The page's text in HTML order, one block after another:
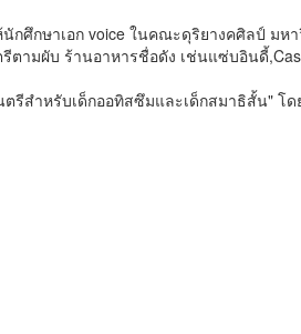
กศึกษาเอก voice ในคณะดุริยางคศิลป์ มห
รีตามผับ ร้านอาหารชื่อดัง เช่นแซ่บอินดี้
รีสำหรับเด็กออทิสซึมและเด็กสมาธิสั้น"